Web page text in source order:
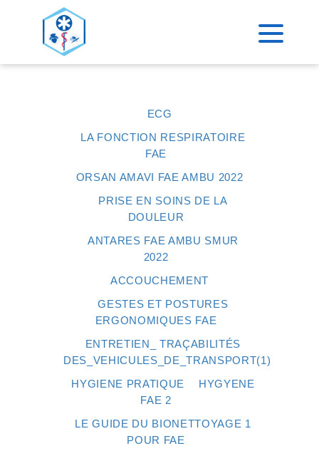
ACCUEIL
ECG
LA FONCTION RESPIRATOIRE
FAE
ORSAN AMAVI FAE AMBU 2022
PRISE EN SOINS DE LA
DOULEUR
ANTARES FAE AMBU SMUR
2022
ACCOUCHEMENT
GESTES ET POSTURES
ERGONOMIQUES FAE
ENTRETIEN_ TRAÇABILITÉS
DES_VEHICULES_DE_TRANSPORT(1)
HYGIENE PRATIQUE
HYGYENE
FAE 2
LE GUIDE DU BIONETTOYAGE 1
POUR FAE